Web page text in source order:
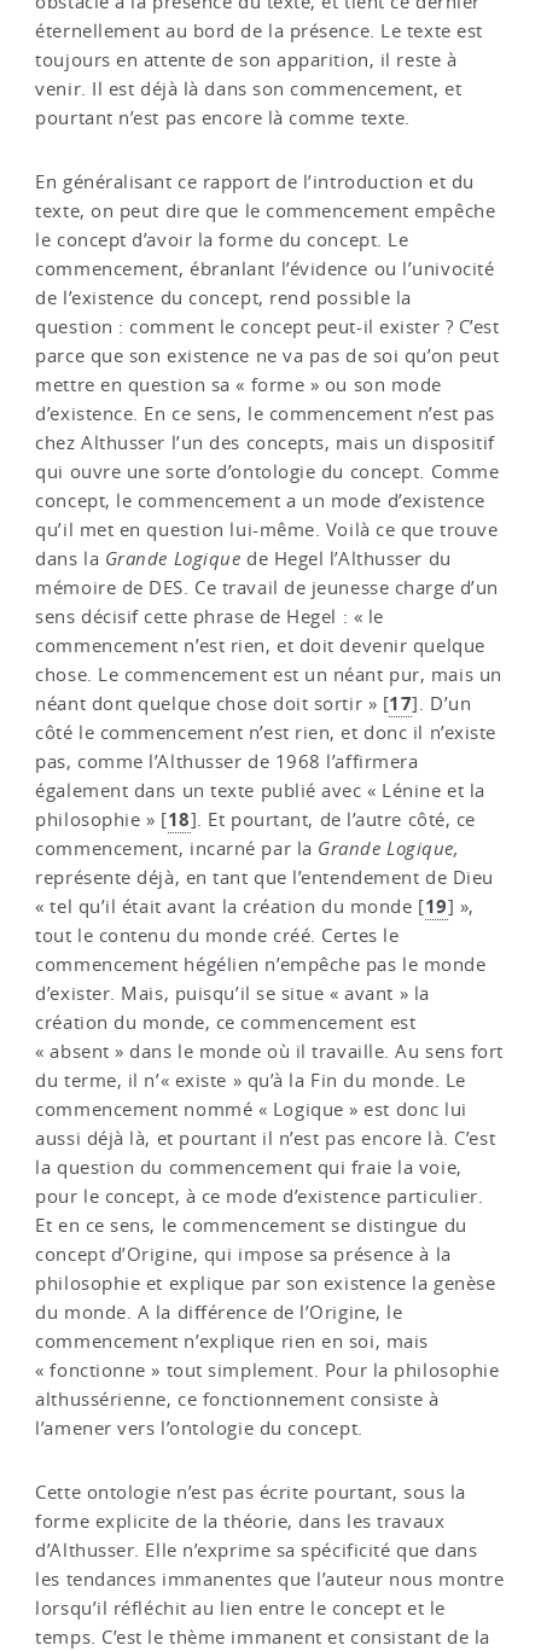
éternellement au bord de la présence. Le texte est
toujours en attente de son apparition, il reste à
venir. Il est déjà là dans son commencement, et
pourtant n’est pas encore là comme texte.
En généralisant ce rapport de l’introduction et du
texte, on peut dire que le commencement empêche
le concept d’avoir la forme du concept. Le
commencement, ébranlant l’évidence ou l’univocité
de l’existence du concept, rend possible la
question : comment le concept peut-il exister ? C’est
parce que son existence ne va pas de soi qu’on peut
mettre en question sa « forme » ou son mode
d’existence. En ce sens, le commencement n’est pas
chez Althusser l’un des concepts, mais un dispositif
qui ouvre une sorte d’ontologie du concept. Comme
concept, le commencement a un mode d’existence
qu’il met en question lui-même. Voilà ce que trouve
dans la Grande Logique de Hegel l’Althusser du
mémoire de DES. Ce travail de jeunesse charge d’un
sens décisif cette phrase de Hegel : « le
commencement n’est rien, et doit devenir quelque
chose. Le commencement est un néant pur, mais un
néant dont quelque chose doit sortir » [17]. D’un
côté le commencement n’est rien, et donc il n’existe
pas, comme l’Althusser de 1968 l’affirmera
également dans un texte publié avec « Lénine et la
philosophie » [18]. Et pourtant, de l’autre côté, ce
commencement, incarné par la Grande Logique,
représente déjà, en tant que l’entendement de Dieu
« tel qu’il était avant la création du monde [19] »,
tout le contenu du monde créé. Certes le
commencement hégélien n’empêche pas le monde
d’exister. Mais, puisqu’il se situe « avant » la
création du monde, ce commencement est
« absent » dans le monde où il travaille. Au sens fort
du terme, il n’« existe » qu’à la Fin du monde. Le
commencement nommé « Logique » est donc lui
aussi déjà là, et pourtant il n’est pas encore là. C’est
la question du commencement qui fraie la voie,
pour le concept, à ce mode d’existence particulier.
Et en ce sens, le commencement se distingue du
concept d’Origine, qui impose sa présence à la
philosophie et explique par son existence la genèse
du monde. A la différence de l’Origine, le
commencement n’explique rien en soi, mais
« fonctionne » tout simplement. Pour la philosophie
althussérienne, ce fonctionnement consiste à
l’amener vers l’ontologie du concept.
Cette ontologie n’est pas écrite pourtant, sous la
forme explicite de la théorie, dans les travaux
d’Althusser. Elle n’exprime sa spécificité que dans
les tendances immanentes que l’auteur nous montre
lorsqu’il réfléchit au lien entre le concept et le
temps. C’est le thème immanent et consistant de la